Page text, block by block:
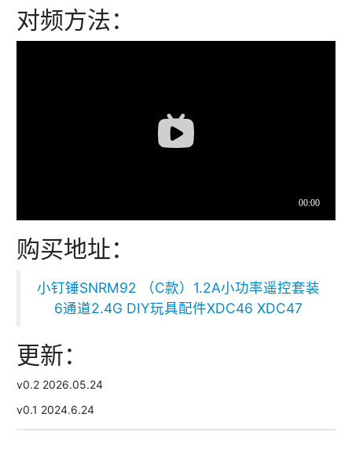
对频方法：
购买地址：
小钉锤SNRM92 （C款）1.2A小功率遥控套装
6通道2.4G DIY玩具配件XDC46 XDC47
更新：
v0.2 2026.05.24
v0.1 2024.6.24